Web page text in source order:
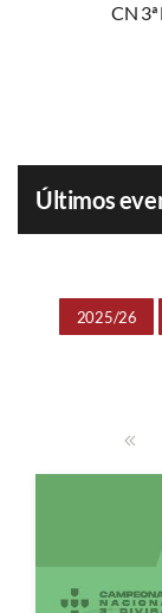
CN
Últimos
2025/26